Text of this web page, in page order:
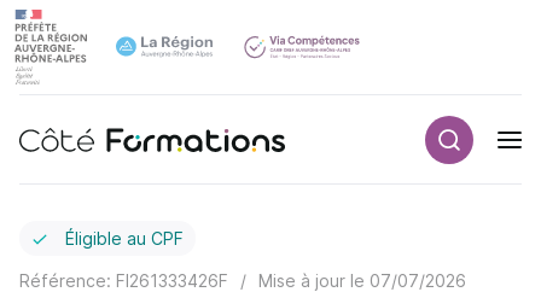
Navigation principale
Éligible au CPF
Référence: FI261333426F / Mise à jour le 07/07/2026